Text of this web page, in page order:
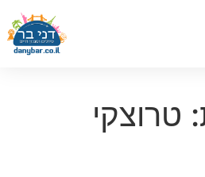
טרוצקי